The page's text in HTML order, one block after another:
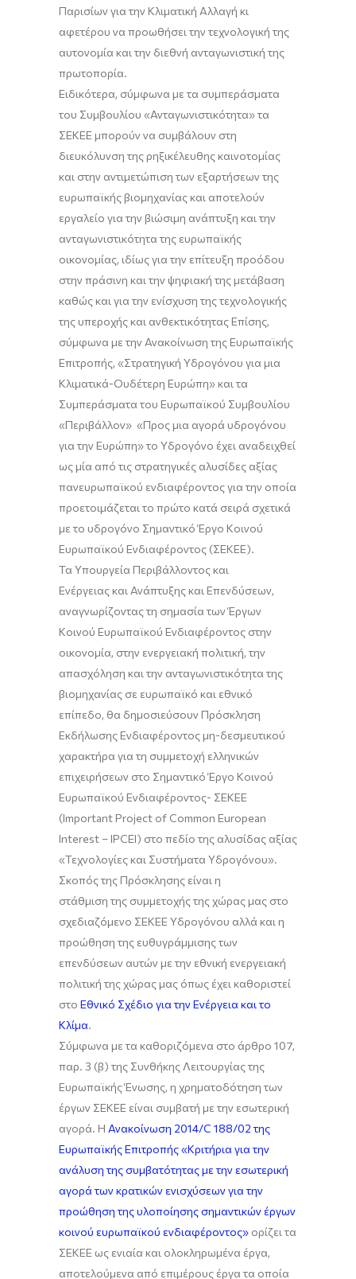
Παρισίων για την Κλιματική Αλλαγή κι
αφετέρου να προωθήσει την τεχνολογική της
αυτονομία και την διεθνή ανταγωνιστική της
πρωτοπορία.
Ειδικότερα, σύμφωνα με τα συμπεράσματα
του Συμβουλίου «Ανταγωνιστικότητα» τα
ΣΕΚΕΕ μπορούν να συμβάλουν στη
διευκόλυνση της ρηξικέλευθης καινοτομίας
και στην αντιμετώπιση των εξαρτήσεων της
ευρωπαϊκής βιομηχανίας και αποτελούν
εργαλείο για την βιώσιμη ανάπτυξη και την
ανταγωνιστικότητα της ευρωπαϊκής
οικονομίας, ιδίως για την επίτευξη προόδου
στην πράσινη και την ψηφιακή της μετάβαση
καθώς και για την ενίσχυση της τεχνολογικής
της υπεροχής και ανθεκτικότητας Επίσης,
σύμφωνα με την Ανακοίνωση της Ευρωπαϊκής
Επιτροπής, «Στρατηγική Υδρογόνου για μια
Κλιματικά-Ουδέτερη Ευρώπη» και τα
Συμπεράσματα του Ευρωπαϊκού Συμβουλίου
«Περιβάλλον» «Προς μια αγορά υδρογόνου
για την Ευρώπη» το Υδρογόνο έχει αναδειχθεί
ως μία από τις στρατηγικές αλυσίδες αξίας
πανευρωπαϊκού ενδιαφέροντος για την οποία
προετοιμάζεται το πρώτο κατά σειρά σχετικά
με το υδρογόνο Σημαντικό Έργο Κοινού
Ευρωπαϊκού Ενδιαφέροντος (ΣΕΚΕΕ).
Τα Υπουργεία Περιβάλλοντος και
Ενέργειας και Ανάπτυξης και Επενδύσεων,
αναγνωρίζοντας τη σημασία των Έργων
Κοινού Ευρωπαϊκού Ενδιαφέροντος στην
οικονομία, στην ενεργειακή πολιτική, την
απασχόληση και την ανταγωνιστικότητα της
βιομηχανίας σε ευρωπαϊκό και εθνικό
επίπεδο, θα δημοσιεύσουν Πρόσκληση
Εκδήλωσης Ενδιαφέροντος μη-δεσμευτικού
χαρακτήρα για τη συμμετοχή ελληνικών
επιχειρήσεων στο Σημαντικό Έργο Κοινού
Ευρωπαϊκού Ενδιαφέροντος- ΣΕΚΕΕ
(Important Project of Common European
Interest – IPCEI) στο πεδίο της αλυσίδας αξίας
«Τεχνολογίες και Συστήματα Υδρογόνου».
Σκοπός της Πρόσκλησης είναι η
στάθμιση της συμμετοχής της χώρας μας στο
σχεδιαζόμενο ΣΕΚΕΕ Υδρογόνου αλλά και η
προώθηση της ευθυγράμμισης των
επενδύσεων αυτών με την εθνική ενεργειακή
πολιτική της χώρας μας όπως έχει καθοριστεί
στο Εθνικό Σχέδιο για την Ενέργεια και το
Κλίμα.
Σύμφωνα με τα καθοριζόμενα στο άρθρο 107,
παρ. 3 (β) της Συνθήκης Λειτουργίας της
Ευρωπαϊκής Ένωσης, η χρηματοδότηση των
έργων ΣΕΚΕΕ είναι συμβατή με την εσωτερική
αγορά. Η Ανακοίνωση 2014/C 188/02 της
Ευρωπαϊκής Επιτροπής «Κριτήρια για την
ανάλυση της συμβατότητας με την εσωτερική
αγορά των κρατικών ενισχύσεων για την
προώθηση της υλοποίησης σημαντικών έργων
κοινού ευρωπαϊκού ενδιαφέροντος» ορίζει τα
ΣΕΚΕΕ ως ενιαία και ολοκληρωμένα έργα,
αποτελούμενα από επιμέρους έργα τα οποία